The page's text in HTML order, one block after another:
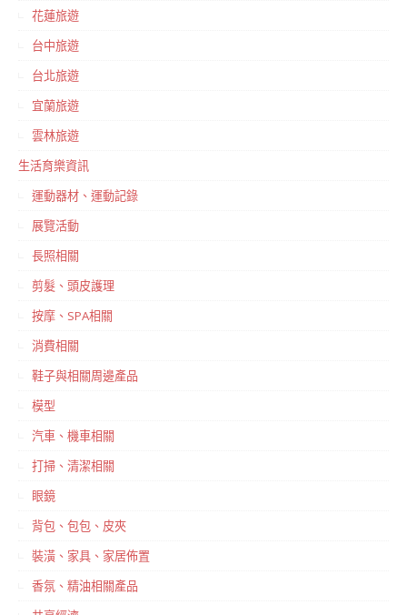
花蓮旅遊
台中旅遊
台北旅遊
宜蘭旅遊
雲林旅遊
生活育樂資訊
運動器材、運動記錄
展覽活動
長照相關
剪髮、頭皮護理
按摩、SPA相關
消費相關
鞋子與相關周邊產品
模型
汽車、機車相關
打掃、清潔相關
眼鏡
背包、包包、皮夾
裝潢、家具、家居佈置
香氛、精油相關產品